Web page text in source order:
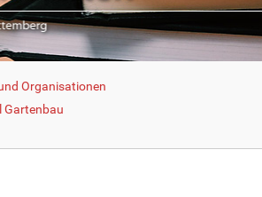
Organisationen
Gartenbau